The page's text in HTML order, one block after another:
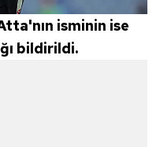
isminin ise
bildirildi.